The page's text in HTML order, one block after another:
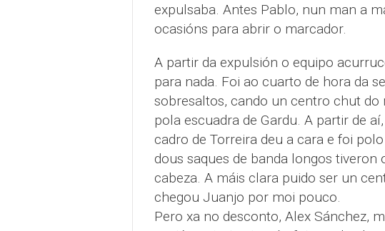
expulsaba. Antes Pablo, nun man a
ocasións para abrir o marcador.
A partir da expulsión o equipo
para nada. Foi ao cuarto de hora da
sobresaltos, cando un centro chut do
pola escuadra de Gardu. A partir de
cadro de Torreira deu a cara e foi
dous saques de banda longos tiveron
cabeza. A máis clara puido ser un
chegou Juanjo por moi pouco.
Pero xa no desconto, Alex Sánchez,